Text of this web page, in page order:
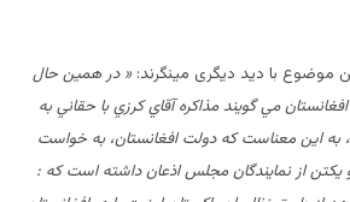
موضوع با دید دیگری مینگرند: «در همين حال
مي گويند مذاکره آقاي کرزي با حقاني به
اين معناست که دولت افغانستان، به خواست
از نمایندگان مجلس اذعان داشته است که :